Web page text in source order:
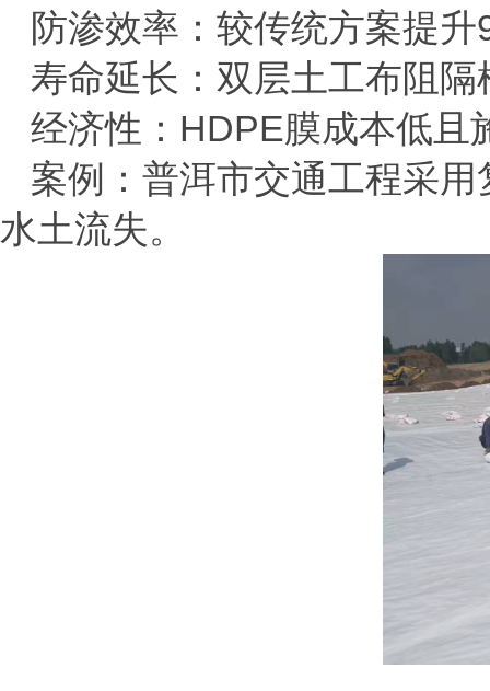
‌防渗效率‌：较传统方案提升
寿命延长‌：双层土工布阻
‌经济性‌： HDPE膜成本低且
案例：普洱市交通工程采
水土流失。